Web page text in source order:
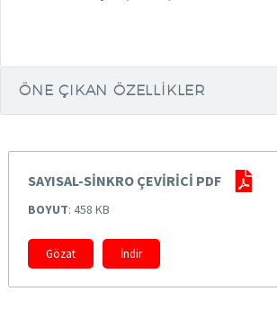
ÖNE ÇIKAN ÖZELLIKLER
SAYISAL-SİNKRO ÇEVİRİCİ PDF
BOYUT: 458 KB
Gözat İndir